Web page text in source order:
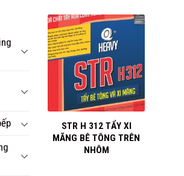
STR H 312 TẨY XI
MĂNG BÊ TÔNG TRÊN
NHÔM